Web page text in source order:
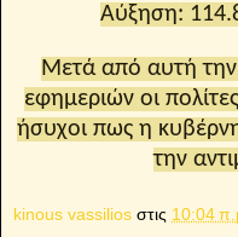
Αύξηση:
Μετά από αυτή
εφημεριών οι
ήσυχοι πως η
την
kinous vassilios στις 10:04